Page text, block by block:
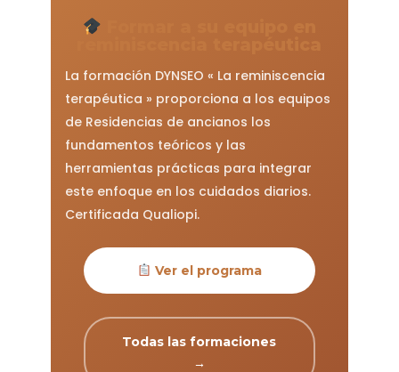
La formación DYNSEO « La reminiscencia
terapéutica » proporciona a los equipos
de Residencias de ancianos los
fundamentos teóricos y las
herramientas prácticas para integrar
este enfoque en los cuidados diarios.
Certificada Qualiopi.
Ver el programa
Todas las formaciones
→